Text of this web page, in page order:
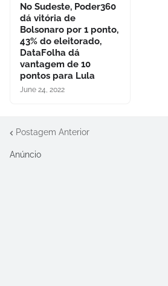
No Sudeste, Poder360
dá vitória de
Bolsonaro por 1 ponto,
43% do eleitorado,
DataFolha dá
vantagem de 10
pontos para Lula
June 24, 2022
Postagem Anterior
Anúncio